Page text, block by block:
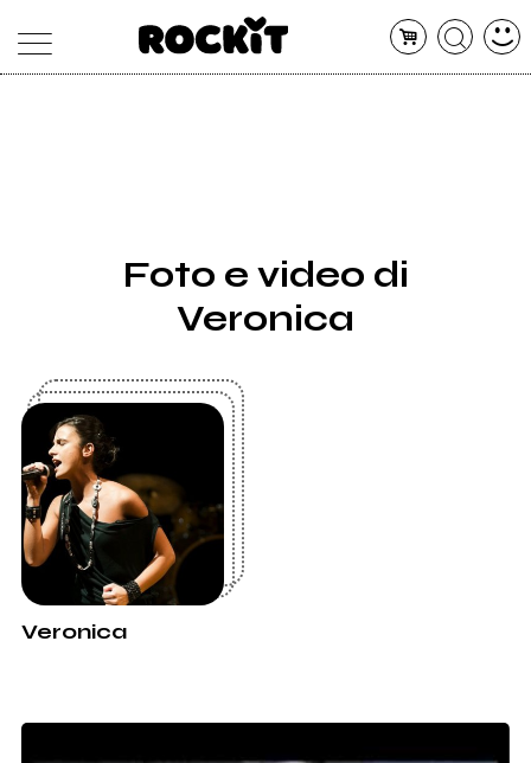
RADIOFoto e video di
Veronica
Veronica